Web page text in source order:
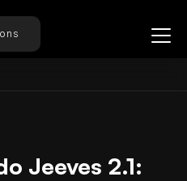
Jeeves 2.1: